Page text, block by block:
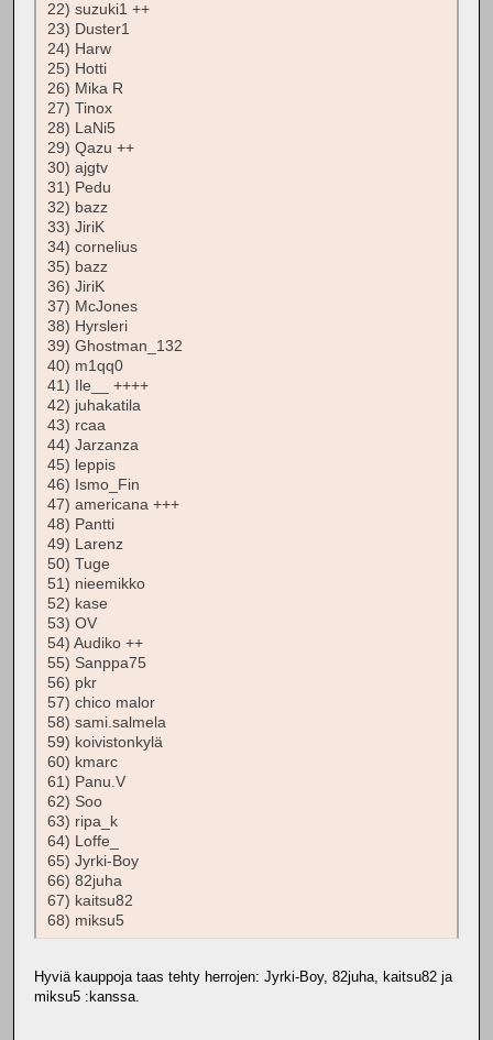
22) suzuki1 ++
23) Duster1
24) Harw
25) Hotti
26) Mika R
27) Tinox
28) LaNi5
29) Qazu ++
30) ajgtv
31) Pedu
32) bazz
33) JiriK
34) cornelius
35) bazz
36) JiriK
37) McJones
38) Hyrsleri
39) Ghostman_132
40) m1qq0
41) Ile__ ++++
42) juhakatila
43) rcaa
44) Jarzanza
45) leppis
46) Ismo_Fin
47) americana +++
48) Pantti
49) Larenz
50) Tuge
51) nieemikko
52) kase
53) OV
54) Audiko ++
55) Sanppa75
56) pkr
57) chico malor
58) sami.salmela
59) koivistonkylä
60) kmarc
61) Panu.V
62) Soo
63) ripa_k
64) Loffe_
65) Jyrki-Boy
66) 82juha
67) kaitsu82
68) miksu5
Hyviä kauppoja taas tehty herrojen: Jyrki-Boy, 82juha, kaitsu82 ja
miksu5 :kanssa.